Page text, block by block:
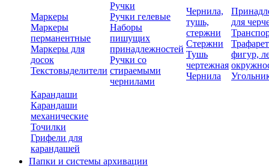
Маркеры
Маркеры
перманентные
Маркеры для
досок
Текстовыделители
Ручки
Ручки гелевые
Наборы
пишущих
принадлежностей
Ручки со
стираемыми
чернилами
Чернила,
тушь,
стержни
Стержни
Тушь
чертежная
Чернила
для
фигур,
Карандаши
Карандаши
механические
Точилки
Грифели для
карандашей
Папки и системы архивации